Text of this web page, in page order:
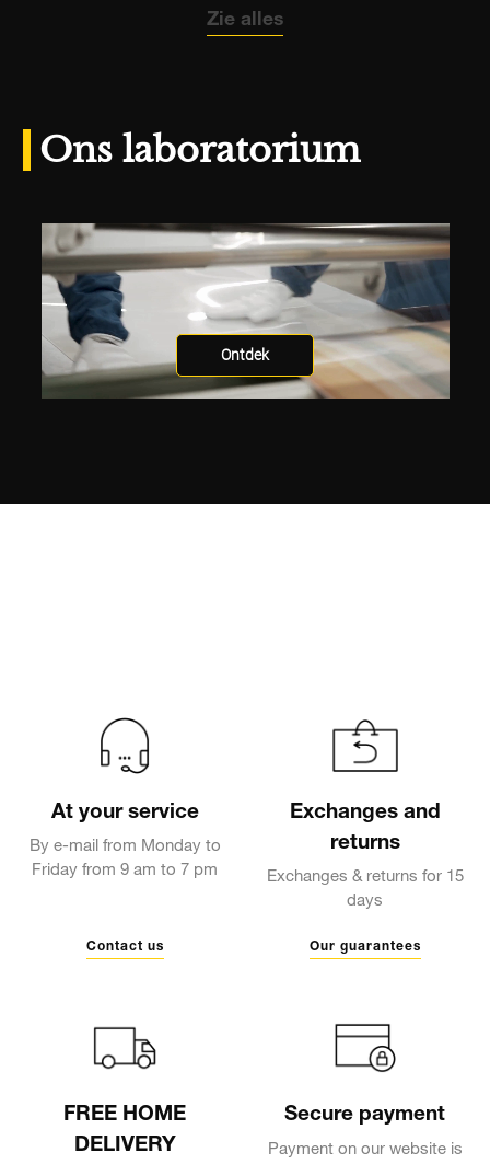
Zie alles
Ons laboratorium
Ontdek
At your service
By e-mail from Monday to
Friday from 9 am to 7 pm
Contact us
Exchanges and
returns
Exchanges & returns for 15
days
Our guarantees
FREE HOME
DELIVERY
Secure payment
Payment on our website is